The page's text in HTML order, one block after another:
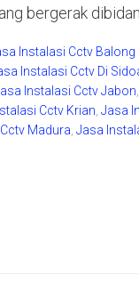
bergerak
Instalasi Cctv Balong
Instalasi Cctv Di
Instalasi Cctv Jabon
Cctv Krian Jasa
Madura Jasa